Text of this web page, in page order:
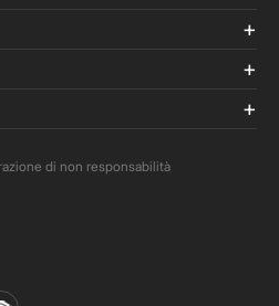
di non responsabilità